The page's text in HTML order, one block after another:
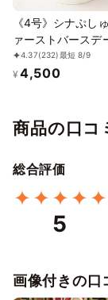
また万一に備え
す。
《4号》シナぷし
ァーストバースデ
ーキ【※アレルギー
応：原材料の一部
4.37(232)最短 8/9
¥ 4,500
商品の口コ
総合評価
5
画像付きの口